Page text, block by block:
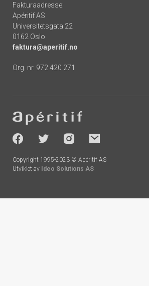
Fakturaadresse:
Apéritif AS
Universitetsgata 22
0162 Oslo
faktura@aperitif.no
Org. nr. 972 420 271
-
socials
Copyright 1995-2023 © Apéritif AS
Utviklet av Ideo Solutions AS